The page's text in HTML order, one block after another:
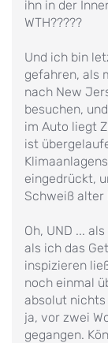
ihn in der
WTH?????
Und ich bin
gefahren, als
nach New
besuchen,
im Auto liegt
ist
eingedrückt,
Schweiß alter
Oh, UND ...
als ich das
inspizieren
noch einmal
absolut
ja, vor zwei
gegangen.